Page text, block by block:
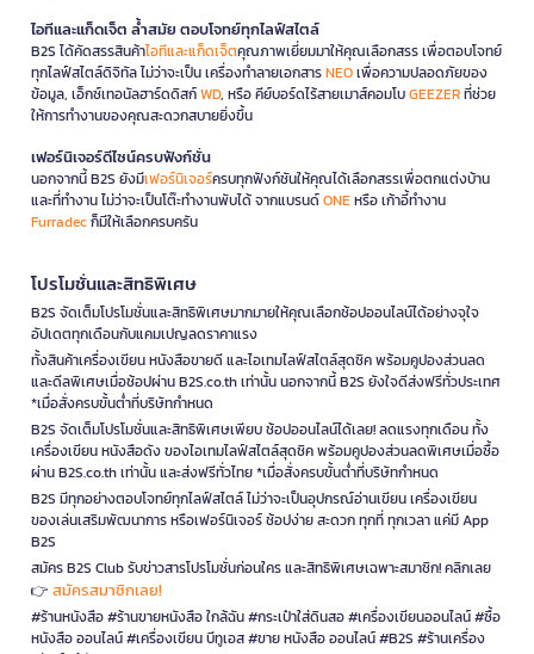
ไอทีและแก็ดเจ็ต ล้ำสมัย ตอบโจทย์ทุกไลฟ์สไตล์
B2S ได้คัดสรรสินค้าไอทีและแก็ดเจ็ตคุณภาพเยี่ยมมาให้คุณเลือกสรร เพื่อตอบโจทย์
ทุกไลฟ์สไตล์ดิจิทัล ไม่ว่าจะเป็น เครื่องทำลายเอกสารNEOเพื่อความปลอดภัยของ
ข้อมูล, เอ็กซ์เทอนัลฮาร์ดดิสก์WD, หรือ คีย์บอร์ดไร้สายเมาส์คอมโบGEEZERที่ช่วย
ให้การทำงานของคุณสะดวกสบายยิ่งขึ้น
เฟอร์นิเจอร์ดีไซน์ครบฟังก์ชั่น
นอกจากนี้ B2S ยังมีเฟอร์นิเจอร์ครบทุกฟังก์ชันให้คุณได้เลือกสรรเพื่อตกแต่งบ้าน
และที่ทำงาน ไม่ว่าจะเป็นโต๊ะทำงานพับได้ จากแบรนด์ONEหรือ เก้าอี้ทำงาน
Furradecก็มีให้เลือกครบครัน
โปรโมชั่นและสิทธิพิเศษ
B2S จัดเต็มโปรโมชั่นและสิทธิพิเศษมากมายให้คุณเลือกช้อปออนไลน์ได้อย่างจุใจ
อัปเดตทุกเดือนกับแคมเปญลดราคาแรง
ทั้งสินค้าเครื่องเขียน หนังสือขายดี และไอเทมไลฟ์สไตล์สุดชิค พร้อมคูปองส่วนลด
และดีลพิเศษเมื่อช้อปผ่าน B2S.co.th เท่านั้น นอกจากนี้ B2S ยังใจดีส่งฟรีทั่วประเทศ
*เมื่อสั่งครบขั้นต่ำที่บริษัทกำหนด
B2S จัดเต็มโปรโมชั่นและสิทธิพิเศษเพียบ ช้อปออนไลน์ได้เลย! ลดแรงทุกเดือน ทั้ง
เครื่องเขียน หนังสือดัง ของไอเทมไลฟ์สไตล์สุดชิค พร้อมคูปองส่วนลดพิเศษเมื่อซื้อ
ผ่าน B2S.co.th เท่านั้น และส่งฟรีทั่วไทย *เมื่อสั่งครบขั้นต่ำที่บริษัทกำหนด
B2S มีทุกอย่างตอบโจทย์ทุกไลฟ์สไตล์ ไม่ว่าจะเป็นอุปกรณ์อ่านเขียน เครื่องเขียน
ของเล่นเสริมพัฒนาการ หรือเฟอร์นิเจอร์ ช้อปง่าย สะดวก ทุกที่ ทุกเวลา แค่มี App
B2S
สมัคร B2S Club รับข่าวสารโปรโมชั่นก่อนใคร และสิทธิพิเศษเฉพาะสมาชิก! คลิกเลย
👉 สมัครสมาชิกเลย!
#ร้านหนังสือ #ร้านขายหนังสือ ใกล้ฉัน #กระเป๋าใส่ดินสอ #เครื่องเขียนออนไลน์ #ซื้อ
หนังสือ ออนไลน์ #เครื่องเขียน บีทูเอส #ขาย หนังสือ ออนไลน์ #B2S #ร้านเครื่อง